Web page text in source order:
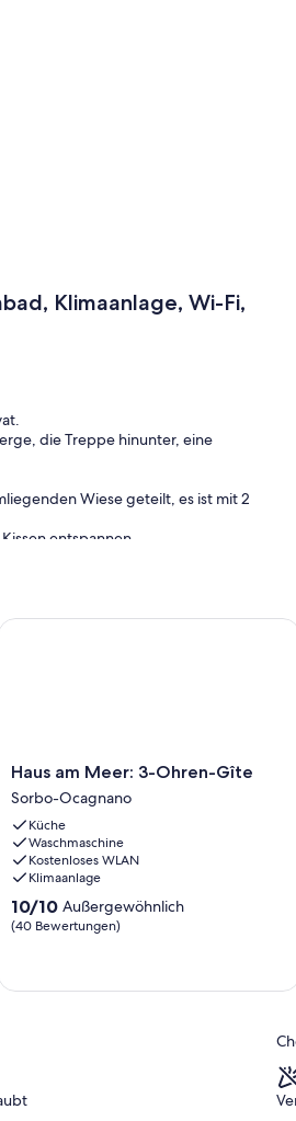
Klimaanlage, Wi-Fi,
die Treppe hinunter, eine
Wiese geteilt, es ist mit 2
entspannen.
Haus
am
Meer:
3-
Ohren-
Gîte
Sorbo-
Ocagnano
Haus am Meer: 3-Ohren-Gîte
Sorbo-Ocagnano
Küche
Waschmaschine
Kostenloses WLAN
Klimaanlage
10.0
von
10/10 Außergewöhnlich
(40 Bewertungen)
Haus am Meer: 3-Ohren-Gîte